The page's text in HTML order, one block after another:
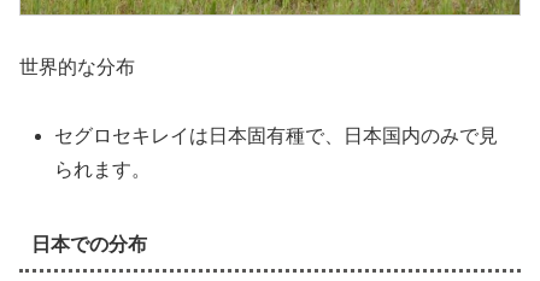
世界的な分布
セグロセキレイは日本固有種で、日本国内のみで見
られます。
日本での分布